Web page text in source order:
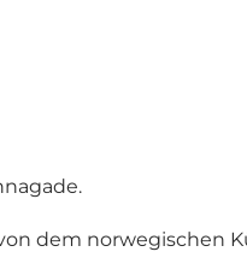
dem norwegischen